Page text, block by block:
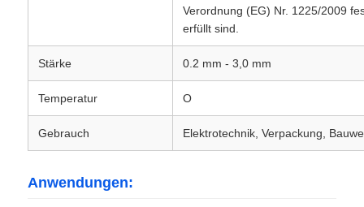
Laminatfolie aus Aluminium
Aluminiumwabenpaneele
Verordnung (EG) Nr. 1225/2009
erfüllt sind.
Stärke 0.2 mm - 3,0 mm
Temperatur O
Gebrauch Elektrotechnik, Verpackung,
Anwendungen: